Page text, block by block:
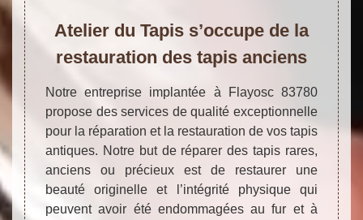
Atelier du Tapis s’occupe de la
restauration des tapis anciens
Notre entreprise implantée à Flayosc 83780
propose des services de qualité exceptionnelle
pour la réparation et la restauration de vos tapis
antiques. Notre but de réparer des tapis rares,
anciens ou précieux est de restaurer une
beauté originelle et l’intégrité physique qui
peuvent avoir été endommagées au fur et à